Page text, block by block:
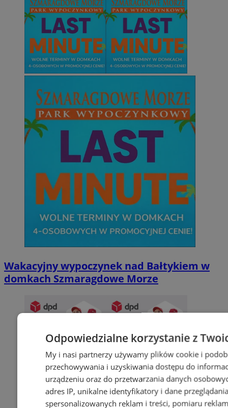
Wakacyjny wypoczynek nad Bałtykiem w
domkach Szmaragdowe Morze
Odpowiedzialne korzystanie z
My i nasi partnerzy używamy plików cookie i
przechowywania i uzyskiwania dostępu do
urządzeniu oraz do przetwarzania danych
adres IP, unikalne identyfikatory i dane
spersonalizowanych reklam i treści, pomiaru